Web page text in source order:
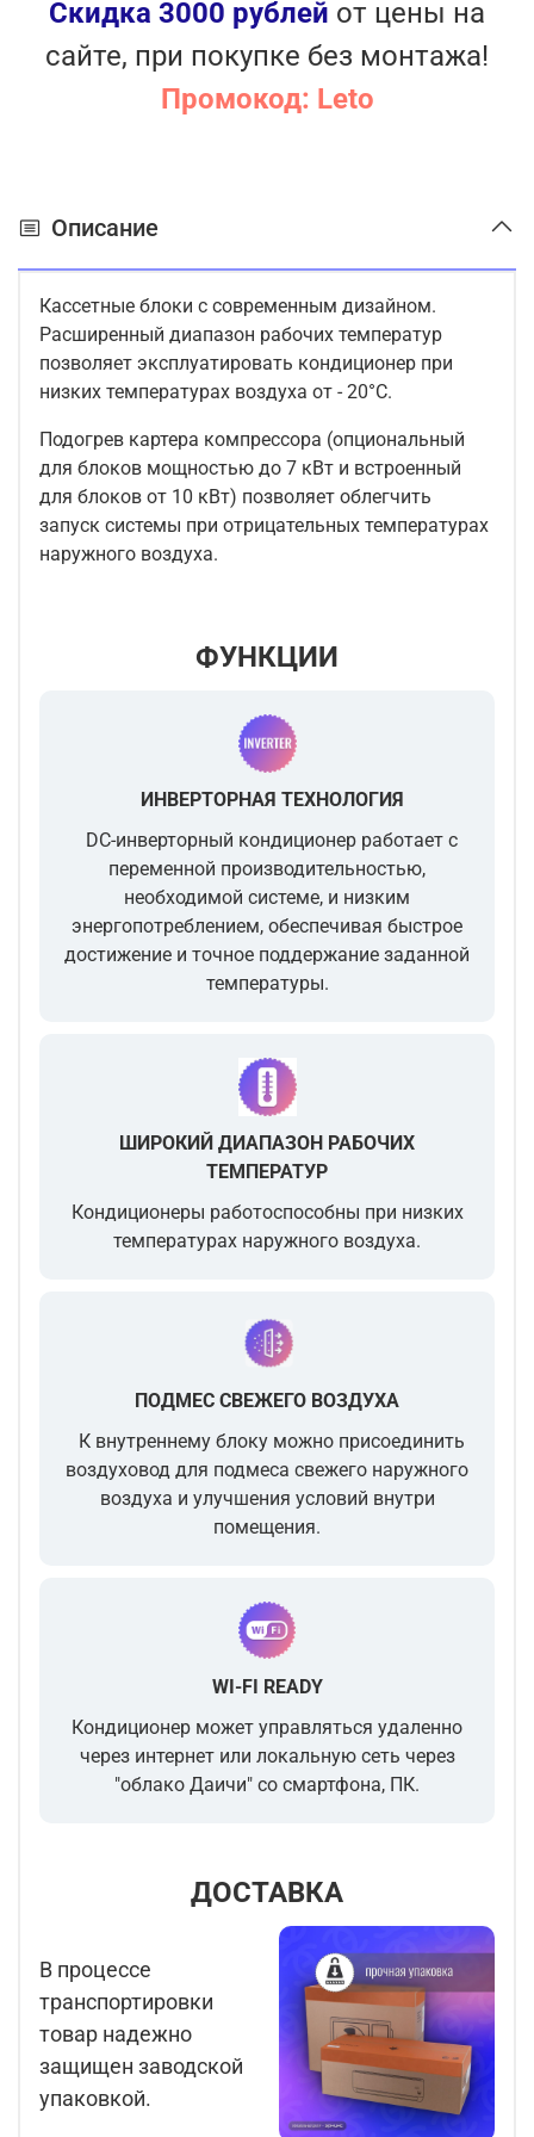
Самодиагностика
Форсированное оттаивание
Широкий диапазон рабочих температур
Информационный LED дисплей
Скидка 3000 рублей от цены на
сайте, при покупке без монтажа!
Промокод: Leto
Описание
Кассетные блоки с современным дизайном.
Расширенный диапазон рабочих температур
позволяет эксплуатировать кондиционер при
низких температурах воздуха от - 20°С.
Подогрев картера компрессора (опциональный
для блоков мощностью до 7 кВт и встроенный
для блоков от 10 кВт) позволяет облегчить
запуск системы при отрицательных температурах
наружного воздуха.
ФУНКЦИИ
ИНВЕРТОРНАЯ ТЕХНОЛОГИЯ
DC-инверторный кондиционер работает с
переменной производительностью,
необходимой системе, и низким
энергопотреблением, обеспечивая быстрое
достижение и точное поддержание заданной
температуры.
ШИРОКИЙ ДИАПАЗОН РАБОЧИХ
ТЕМПЕРАТУР
Кондиционеры работоспособны при низких
температурах наружного воздуха.
ПОДМЕС СВЕЖЕГО ВОЗДУХА
К внутреннему блоку можно присоединить
воздуховод для подмеса свежего наружного
воздуха и улучшения условий внутри
помещения.
WI-FI READY
Кондиционер может управляться удаленно
через интернет или локальную сеть через
"облако Даичи" со смартфона, ПК.
ДОСТАВКА
В процессе
транспортировки
товар надежно
защищен заводской
упаковкой.